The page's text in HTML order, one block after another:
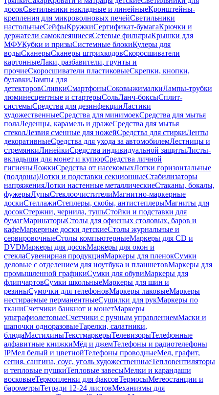
досокСветильники накладные и линейныеКронштейны-
крепления для микроволновых печейСветильники
настольныеСейфыКружкиСертификат-бумагаКрючки и
держатели самоклеящиесяСетевые фильтрыКрышки для
МФУКубки и призыСистемные блокиКулеры для
водыСканерыСканеры штрихкодовСкоросшиватели
картонныеЛаки, разбавители, грунты и
прочиеСкоросшиватели пластиковыеСкрепки, кнопки,
булавкиЛампы для
детекторовСливкиСмартфоныСоковыжималкиЛампы-трубки
люминесцентные и стартерыСольЛанч-боксыСплит-
системыСредства для дезинфекцииЛастики
художественныеСредства для минимоекСредства для мытья
полаЛеденцы, карамель и дражеСредства для мытья
стеколЛезвия сменные для ножейСредства для стиркиЛенты
декоративныеСредства для ухода за автомобилемЛестницы и
стремянкиЛинейкиСредства индивидуальной защитыЛисты-
вкладыши для монет и купюрСредства личной
гигиеныЛожкиСредства от насекомыхЛотки горизонтальные
(поддоны)Лотки и подставки секционныеСтабилизаторы
напряженияЛотки настенные металлическиеСтаканы, бокалы,
фужерыЛупыСтеклоочистителиМагнитно-маркерные
доскиСтеллажиСтеплеры, скобы, антистеплерыМагниты для
досокСтержни, чернила, тушьСтойки и подставки для
бумагМаринаторыСтолы для офисных столовых, баров и
кафеМаркерные доски детскиеСтолы журнальные и
сервировочныеСтолы компьютерныеМаркеры для CD и
DVDМаркеры для досокМаркеры для окон и
стеклаСувенирная продукцияМаркеры для пленокСумки
деловые с отделением для ноутбука и планшетовМаркеры для
промышленной графикиСумки для обувиМаркеры для
флипчартовСумки школьныеМаркеры для шин и
резиныСумочки для телефоновМаркеры лаковыеМаркеры
нестираемые перманентныеСушилки для рукМаркеры по
тканиСчетчики банкнот и монетМаркеры
ультрафиолетовыеСчетчики с ручным управлениемМаски и
шапочки одноразовыеТарелки, салатники,
блюдаМастихиныТекстмаркерыТелевизорыТелефонные
алфавитные книжкиМёд и джемТелефоны и радиотелефоны
IPМел белый и цветнойТелефоны проводныеМел, графит,
сепия, сангина, соус, уголь художественныеТепловентиляторы
и тепловые пушкиТепловые завесыМелки и карандаши
восковыеТермопленки для факсовТермосыМетеостанции и
барометрыТетради 12-24 листовМеханизмы для